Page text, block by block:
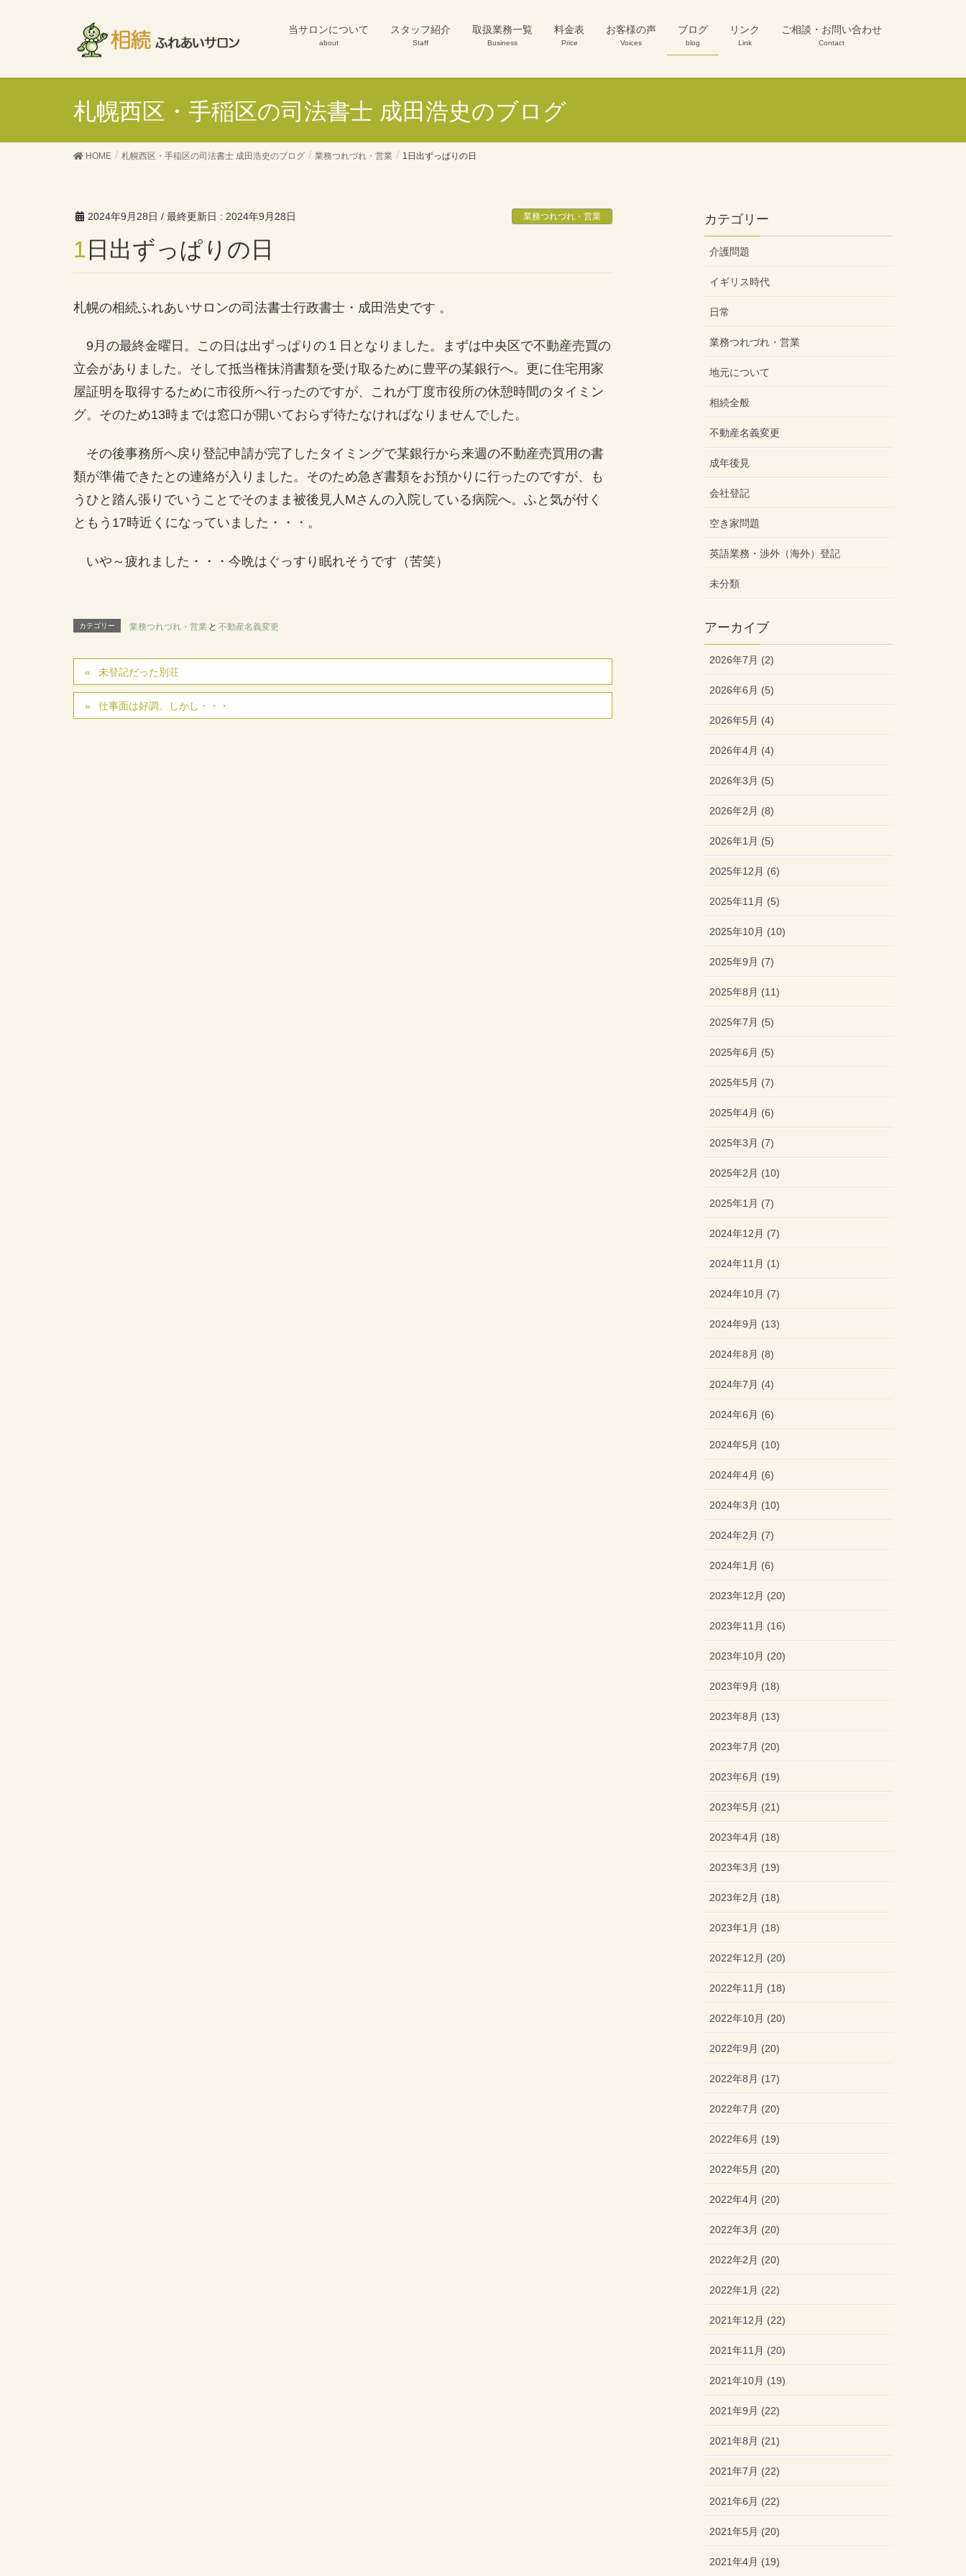
当サロンについて
about
スタッフ紹介
Staff
取扱業務一覧
Business
料金表
Price
お客様の声
Voices
ブログ
blog
リンク
Link
ご相談・お問い合わせ
Contact
札幌西区・手稲区の司法書士 成田浩史のブログ
HOME 札幌西区・手稲区の司法書士 成田浩史のブログ 業務つれづれ・営業 1日出ずっぱりの日
2024年9月28日 / 最終更新日 : 2024年9月28日 業務つれづれ・営業
1日出ずっぱりの日
札幌の相続ふれあいサロンの司法書士行政書士・成田浩史です 。
9月の最終金曜日。この日は出ずっぱりの１日となりました。まずは中央区で不動産売買の
立会がありました。そして抵当権抹消書類を受け取るために豊平の某銀行へ。更に住宅用家
屋証明を取得するために市役所へ行ったのですが、これが丁度市役所の休憩時間のタイミン
グ。そのため13時までは窓口が開いておらず待たなければなりませんでした。
その後事務所へ戻り登記申請が完了したタイミングで某銀行から来週の不動産売買用の書
類が準備できたとの連絡が入りました。そのため急ぎ書類をお預かりに行ったのですが、も
うひと踏ん張りでいうことでそのまま被後見人Mさんの入院している病院へ。ふと気が付く
ともう17時近くになっていました・・・。
いや～疲れました・・・今晩はぐっすり眠れそうです（苦笑）
カテゴリー 業務つれづれ・営業 と 不動産名義変更
未登記だった別荘
仕事面は好調。しかし・・・
カテゴリー
介護問題
イギリス時代
日常
業務つれづれ・営業
地元について
相続全般
不動産名義変更
成年後見
会社登記
空き家問題
英語業務・渉外（海外）登記
未分類
アーカイブ
2026年7月 (2)
2026年6月 (5)
2026年5月 (4)
2026年4月 (4)
2026年3月 (5)
2026年2月 (8)
2026年1月 (5)
2025年12月 (6)
2025年11月 (5)
2025年10月 (10)
2025年9月 (7)
2025年8月 (11)
2025年7月 (5)
2025年6月 (5)
2025年5月 (7)
2025年4月 (6)
2025年3月 (7)
2025年2月 (10)
2025年1月 (7)
2024年12月 (7)
2024年11月 (1)
2024年10月 (7)
2024年9月 (13)
2024年8月 (8)
2024年7月 (4)
2024年6月 (6)
2024年5月 (10)
2024年4月 (6)
2024年3月 (10)
2024年2月 (7)
2024年1月 (6)
2023年12月 (20)
2023年11月 (16)
2023年10月 (20)
2023年9月 (18)
2023年8月 (13)
2023年7月 (20)
2023年6月 (19)
2023年5月 (21)
2023年4月 (18)
2023年3月 (19)
2023年2月 (18)
2023年1月 (18)
2022年12月 (20)
2022年11月 (18)
2022年10月 (20)
2022年9月 (20)
2022年8月 (17)
2022年7月 (20)
2022年6月 (19)
2022年5月 (20)
2022年4月 (20)
2022年3月 (20)
2022年2月 (20)
2022年1月 (22)
2021年12月 (22)
2021年11月 (20)
2021年10月 (19)
2021年9月 (22)
2021年8月 (21)
2021年7月 (22)
2021年6月 (22)
2021年5月 (20)
2021年4月 (19)